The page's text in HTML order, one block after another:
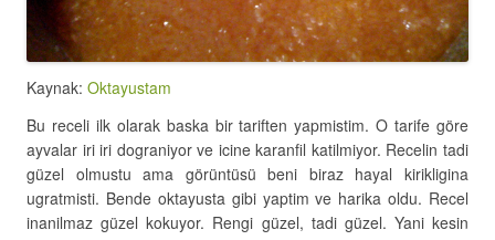
Kaynak: Oktayustam
Bu receli ilk olarak baska bir tariften yapmistim. O tarife göre
ayvalar iri iri dograniyor ve icine karanfil katilmiyor. Recelin tadi
güzel olmustu ama görüntüsü beni biraz hayal kirikligina
ugratmisti. Bende oktayusta gibi yaptim ve harika oldu. Recel
inanilmaz güzel kokuyor. Rengi güzel, tadi güzel. Yani kesin